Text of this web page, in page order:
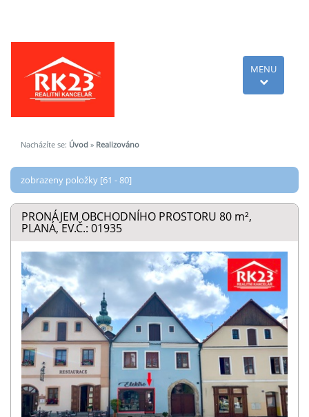
MENU
Nacházíte se: Úvod » Realizováno
zobrazeny položky [61 - 80]
PRONÁJEM OBCHODNÍHO PROSTORU 80 m²,
PLANÁ, EV.Č.: 01935